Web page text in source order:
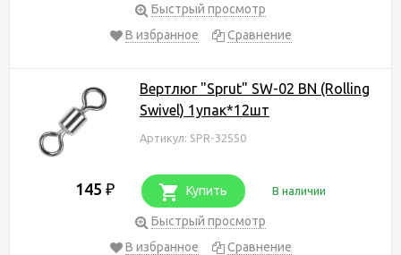
Быстрый просмотр
В избранное
Сравнение
Вертлюг "Sprut" SW-02 BN (Rolling
Swivel) 1упак*12шт
Артикул: SPR-32550
145 ₽ Купить В наличии
Быстрый просмотр
В избранное
Сравнение